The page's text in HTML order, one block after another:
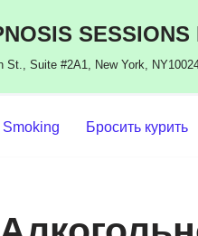
SESSIONS
St., Suite #2A1, New York,
Smoking Бросить курить